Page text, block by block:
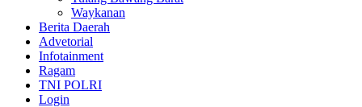
Waykanan
Berita Daerah
Advetorial
Infotainment
Ragam
TNI POLRI
Login